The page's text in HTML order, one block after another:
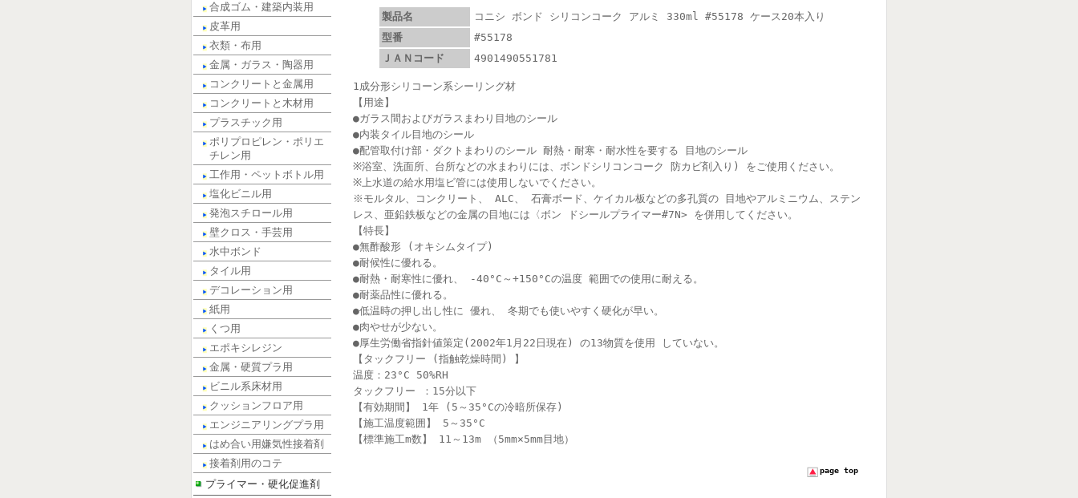
合成ゴム・建築内装用
皮革用
衣類・布用
金属・ガラス・陶器用
コンクリートと金属用
コンクリートと木材用
プラスチック用
ポリプロピレン・ポリエ
チレン用
工作用・ペットボトル用
塩化ビニル用
発泡スチロール用
壁クロス・手芸用
水中ボンド
タイル用
デコレーション用
紙用
くつ用
エポキシレジン
金属・硬質プラ用
ビニル系床材用
クッションフロア用
エンジニアリングプラ用
はめ合い用嫌気性接着剤
接着剤用のコテ
プライマー・硬化促進剤
製品名
コニシ ボンド シリコンコーク アルミ 330ml #55178 ケース20本入り
型番
#55178
ＪＡＮコード
4901490551781
1成分形シリコーン系シーリング材
【用途】
●ガラス間およびガラスまわり目地のシール
●内装タイル目地のシール
●配管取付け部・ダクトまわりのシール 耐熱・耐寒・耐水性を要する 目地のシール
※浴室、洗面所、台所などの水まわりには、ボンドシリコンコーク 防カビ剤入り) をご使用ください。
※上水道の給水用塩ビ管には使用しないでください。
※モルタル、コンクリート、 ALC、 石膏ボード、ケイカル板などの多孔質の 目地やアルミニウム、ステン
レス、亜鉛鉄板などの金属の目地には〈ボン ドシールプライマー#7N> を併用してください。
【特長】
●無酢酸形 (オキシムタイプ)
●耐候性に優れる。
●耐熱・耐寒性に優れ、 -40°C～+150°Cの温度 範囲での使用に耐える。
●耐薬品性に優れる。
●低温時の押し出し性に 優れ、 冬期でも使いやすく硬化が早い。
●肉やせが少ない。
●厚生労働省指針値策定(2002年1月22日現在) の13物質を使用 していない。
【タックフリー (指触乾燥時間) 】
温度：23°C 50%RH
タックフリー ：15分以下
【有効期間】 1年 (5～35°Cの冷暗所保存)
【施工温度範囲】 5～35°C
【標準施工m数】 11～13m （5mm×5mm目地）
page top